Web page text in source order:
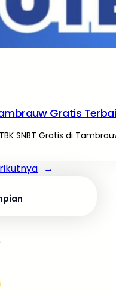
Gratis
SNBT Gratis di
→